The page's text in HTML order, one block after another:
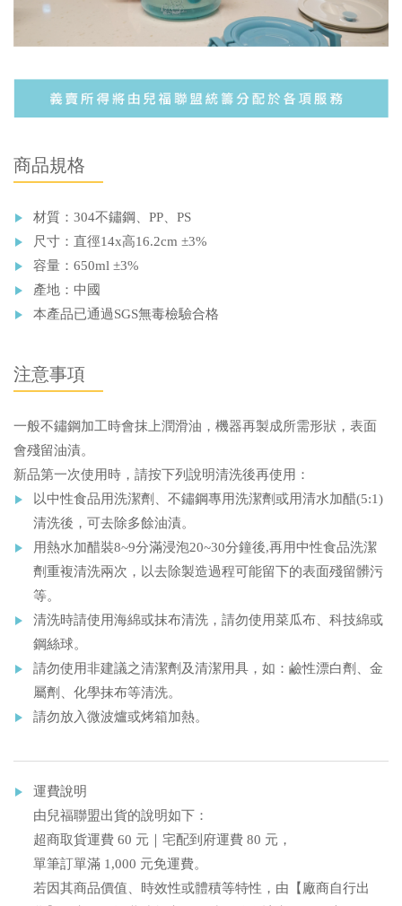
商品規格
材質：304不鏽鋼、PP、PS
尺寸：直徑14x高16.2cm ±3%
容量：650ml ±3%
產地：中國
本產品已通過SGS無毒檢驗合格
注意事項
一般不鏽鋼加工時會抹上潤滑油，機器再製成所需形狀，表面
會殘留油漬。
新品第一次使用時，請按下列說明清洗後再使用：
以中性食品用洗潔劑、不鏽鋼專用洗潔劑或用清水加醋(5:1)
清洗後，可去除多餘油漬。
用熱水加醋裝8~9分滿浸泡20~30分鐘後,再用中性食品洗潔
劑重複清洗兩次，以去除製造過程可能留下的表面殘留髒污
等。
清洗時請使用海綿或抹布清洗，請勿使用菜瓜布、科技綿或
鋼絲球。
請勿使用非建議之清潔劑及清潔用具，如：鹼性漂白劑、金
屬劑、化學抹布等清洗。
請勿放入微波爐或烤箱加熱。
運費說明
由兒福聯盟出貨的說明如下：
超商取貨運費 60 元｜宅配到府運費 80 元，
單筆訂單滿 1,000 元免運費。
若因其商品價值、時效性或體積等特性，由【廠商自行出